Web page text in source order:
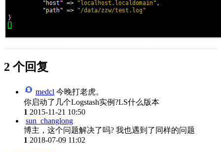
2 个回复
medcl 今晚打老虎。
你启动了几个Logstash实例?LS什么版本
1 2015-11-21 10:50
sun_changlong
博主，这个问题解决了吗? 我也遇到了同样的问题
1 2018-07-09 11:02